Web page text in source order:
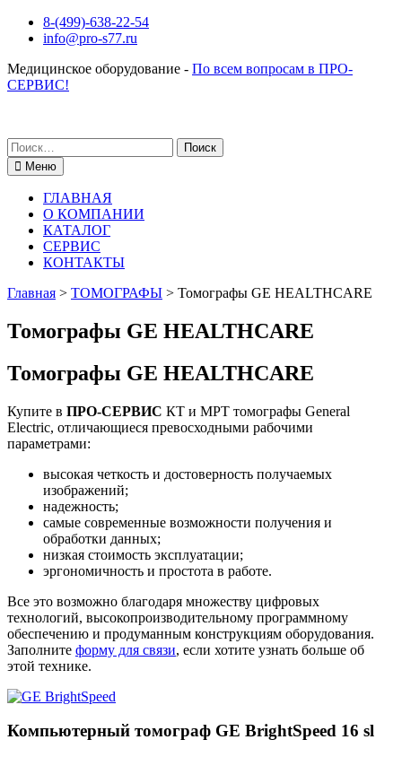
Перейти8-(499)-638-22-54
info@pro-s77.ru
Медицинское оборудование - По всем вопросам в ПРО-
СЕРВИС!
Поиск
по:Меню
ГЛАВНАЯ
О КОМПАНИИ
КАТАЛОГ
СЕРВИС
КОНТАКТЫ
Главная > ТОМОГРАФЫ > Томографы GE HEALTHCARE
Томографы GE HEALTHCARE
Томографы GE HEALTHCARE
Купите в ПРО-СЕРВИС КТ и МРТ томографы General
Electric, отличающиеся превосходными рабочими
параметрами:
высокая четкость и достоверность получаемых
изображений;
надежность;
самые современные возможности получения и
обработки данных;
низкая стоимость эксплуатации;
эргономичность и простота в работе.
Все это возможно благодаря множеству цифровых
технологий, высокопроизводительному программному
обеспечению и продуманным конструкциям оборудования.
Заполните форму для связи, если хотите узнать больше об
этой технике.
Компьютерный томограф GE BrightSpeed 16 sl